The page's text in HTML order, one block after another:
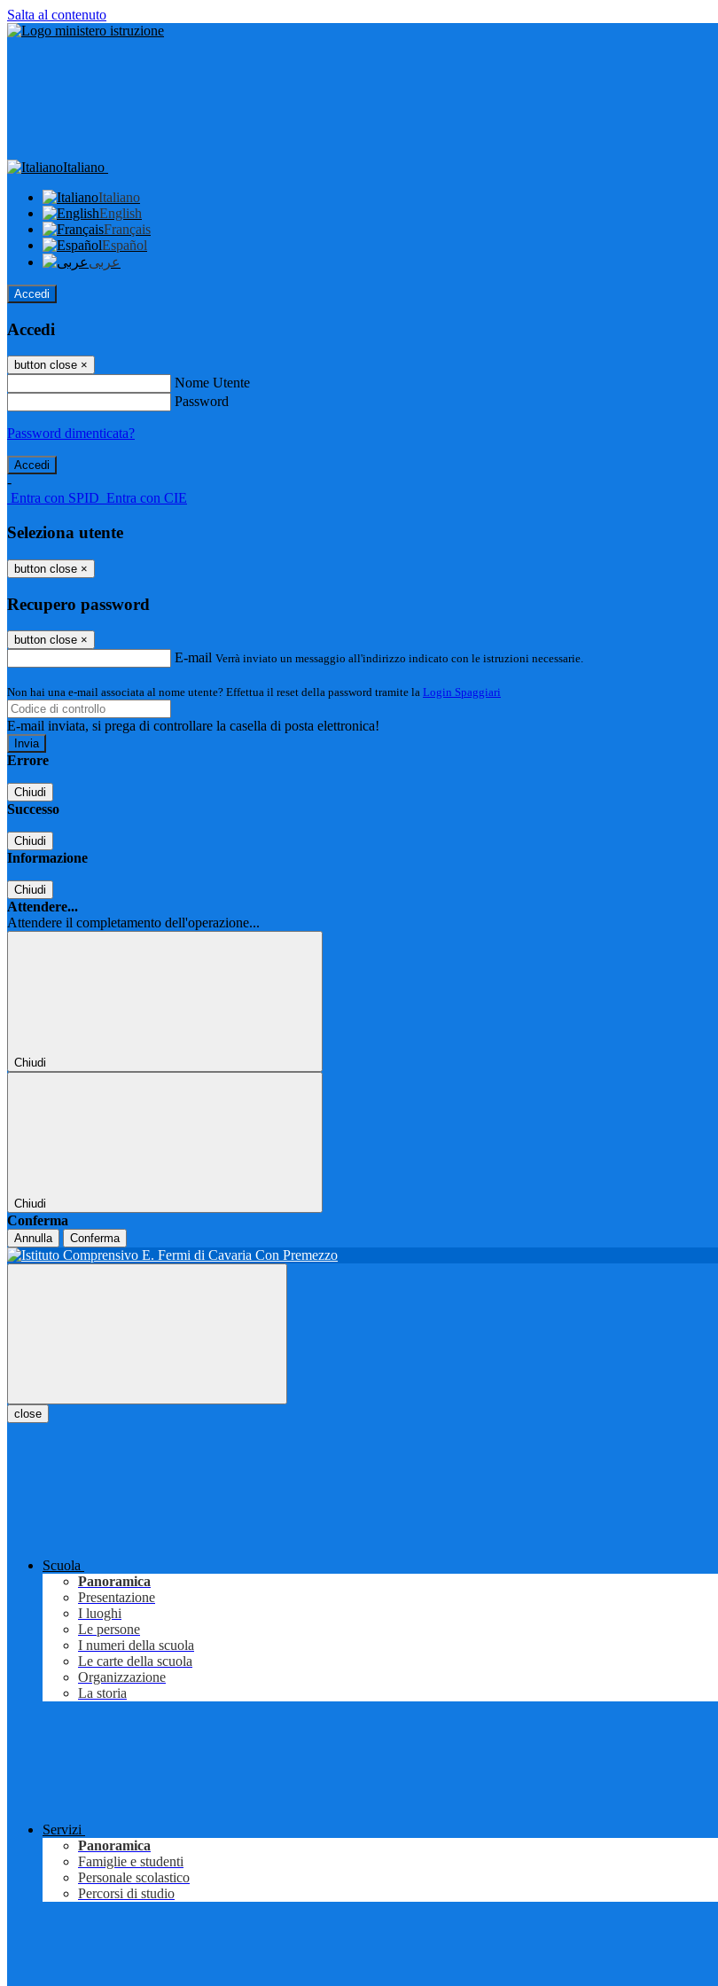
Salta al contenuto
Italiano
Italiano
English
Français
Español
عربى
Accedi
Accedi
button close ×
Nome Utente
Password
Password dimenticata?
-
Entra con SPID Entra con CIE
Seleziona utente
button close ×
Recupero password
button close ×
E-mail Verrà inviato un messaggio all'indirizzo indicato con le istruzioni necessarie.
Non hai una e-mail associata al nome utente? Effettua il reset della password tramite la Login Spaggiari
E-mail inviata, si prega di controllare la casella di posta elettronica!
Errore
Chiudi
Successo
Chiudi
Informazione
Chiudi
Attendere...
Attendere il completamento dell'operazione...
Chiudi
Chiudi
Conferma
Annulla Conferma
close
Scuola
Panoramica
Presentazione
I luoghi
Le persone
I numeri della scuola
Le carte della scuola
Organizzazione
La storia
Servizi
Panoramica
Famiglie e studenti
Personale scolastico
Percorsi di studio